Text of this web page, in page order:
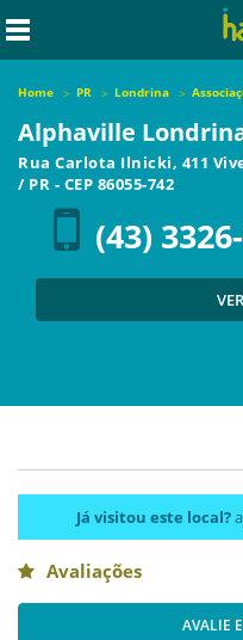
Home PR Londrina
Alphaville
Rua Carlota Ilnicki, 411
/ PR - CEP 86055-742
(43)
Já visitou este local?
Avaliações
AVALIE